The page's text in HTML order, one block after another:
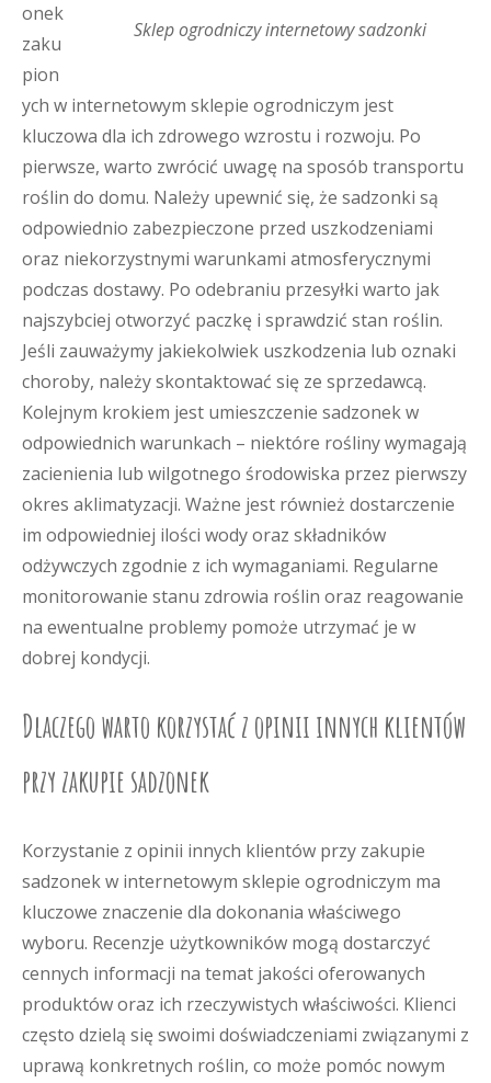
Sklep ogrodniczy internetowy sadzonki
onek
zaku
pion
ych w internetowym sklepie ogrodniczym jest
kluczowa dla ich zdrowego wzrostu i rozwoju. Po
pierwsze, warto zwrócić uwagę na sposób transportu
roślin do domu. Należy upewnić się, że sadzonki są
odpowiednio zabezpieczone przed uszkodzeniami
oraz niekorzystnymi warunkami atmosferycznymi
podczas dostawy. Po odebraniu przesyłki warto jak
najszybciej otworzyć paczkę i sprawdzić stan roślin.
Jeśli zauważymy jakiekolwiek uszkodzenia lub oznaki
choroby, należy skontaktować się ze sprzedawcą.
Kolejnym krokiem jest umieszczenie sadzonek w
odpowiednich warunkach – niektóre rośliny wymagają
zacienienia lub wilgotnego środowiska przez pierwszy
okres aklimatyzacji. Ważne jest również dostarczenie
im odpowiedniej ilości wody oraz składników
odżywczych zgodnie z ich wymaganiami. Regularne
monitorowanie stanu zdrowia roślin oraz reagowanie
na ewentualne problemy pomoże utrzymać je w
dobrej kondycji.
Dlaczego warto korzystać z opinii innych klientów
przy zakupie sadzonek
Korzystanie z opinii innych klientów przy zakupie
sadzonek w internetowym sklepie ogrodniczym ma
kluczowe znaczenie dla dokonania właściwego
wyboru. Recenzje użytkowników mogą dostarczyć
cennych informacji na temat jakości oferowanych
produktów oraz ich rzeczywistych właściwości. Klienci
często dzielą się swoimi doświadczeniami związanymi z
uprawą konkretnych roślin, co może pomóc nowym